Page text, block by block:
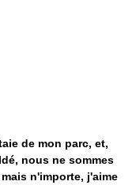
de mon parc, et,
nous ne sommes
n'importe, j'aime